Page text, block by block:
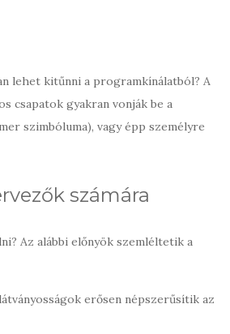
lehet kitűnni a programkínálatból? A
csapatok gyakran vonják be a
szimbóluma), vagy épp személyre
számára
Az alábbi előnyök szemléltetik a
erősen népszerűsítik az